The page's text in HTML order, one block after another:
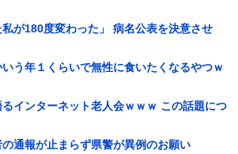
が180度変わった」 病名公表を決意させ
う年１くらいで無性に食いたくなるやつｗ
るインターネット老人会ｗｗｗ この話題につ
通報が止まらず県警が異例のお願い